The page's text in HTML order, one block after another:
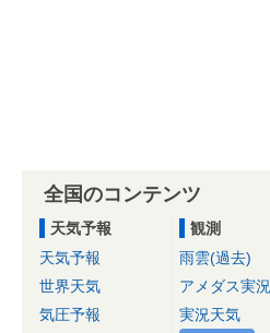
全国のコンテンツ
天気予報
天気予報
世界天気
気圧予報
観測
雨雲(過去)
アメダス実況
実況天気